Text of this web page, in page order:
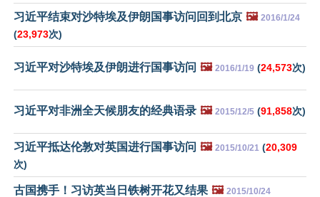
习近平结束对沙特埃及伊朗国事访问回到北京 🖼️ 2016/1/24
(23,973次)
习近平对沙特埃及伊朗进行国事访问 🖼️ 2016/1/19 (24,573次)
习近平对非洲全天候朋友的经典语录 🖼️ 2015/12/5 (91,858次)
习近平抵达伦敦对英国进行国事访问 🖼️ 2015/10/21 (20,309
次)
古国携手！习访英当日铁树开花又结果 🖼️ 2015/10/24